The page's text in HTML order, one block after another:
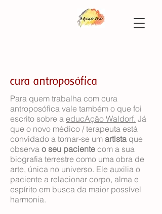
cura antroposófica
Para quem trabalha com cura
antroposófica vale também o que foi
escrito sobre a educAção Waldorf. Já
que o novo médico / terapeuta está
convidado a tornar-se um artista que
observa o seu paciente com a sua
biografia terrestre como uma obra de
arte, única no universo. Ele auxilia o
paciente a relacionar corpo, alma e
espírito em busca da maior possível
harmonia.